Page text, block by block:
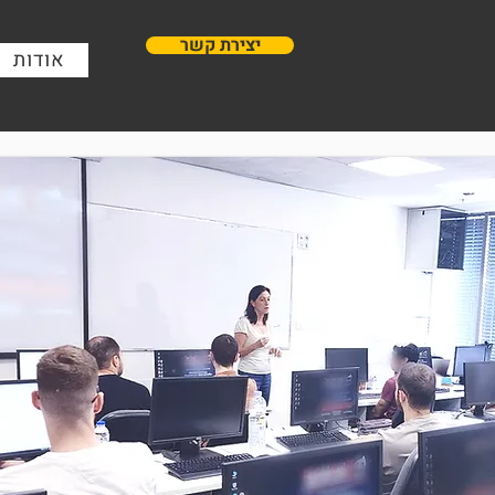
אודות יצירת קשר